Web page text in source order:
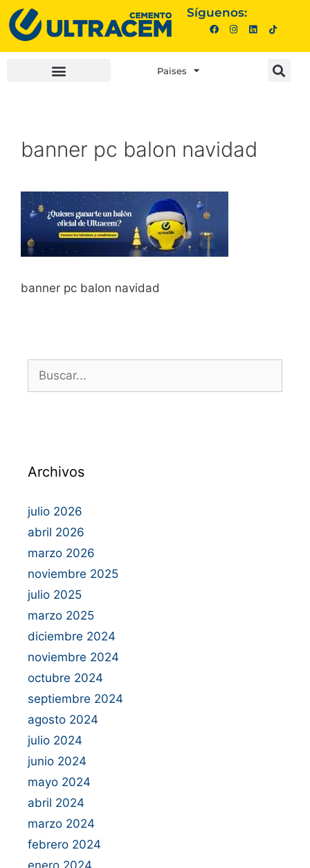
Síguenos:
Paises
banner pc balon navidad
banner pc balon navidad
Archivos
julio 2026
abril 2026
marzo 2026
noviembre 2025
julio 2025
marzo 2025
diciembre 2024
noviembre 2024
octubre 2024
septiembre 2024
agosto 2024
julio 2024
junio 2024
mayo 2024
abril 2024
marzo 2024
febrero 2024
enero 2024